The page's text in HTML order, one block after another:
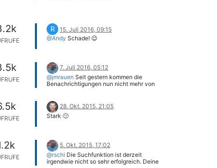
weiss, was ich bereits gemeldet habe.
Wäre dies möglich?
Falls für andere erforderlich und hilfreich,
kann ich schon versuchen, dabei
R
15. Juli 2016, 09:15
@Andy Schade! 😉
7. Juli 2016, 05:12
@jmrauen Seit gestern kommen die
Benachrichtigungen nun nicht mehr von
Kann ja nicht gewollt sein, oder?
28. Okt. 2015, 21:05
Stark 🙂
5. Okt. 2015, 17:02
@rschi Die Suchfunktion ist derzeit
irgendwie nicht so sehr erfolgreich. Deine